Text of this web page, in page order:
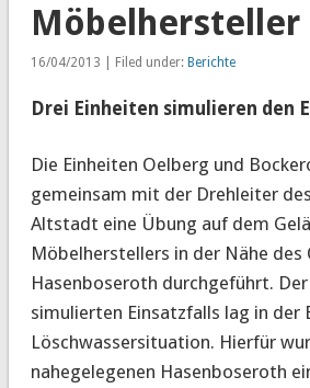
Möbelhersteller
16/04/2013 | Filed under: Berichte
Drei Einheiten simulieren den
Die Einheiten Oelberg und
gemeinsam mit der Drehleiter
Altstadt eine Übung auf dem
Möbelherstellers in der Nähe des
Hasenboseroth durchgeführt.
simulierten Einsatzfalls lag in der
Löschwassersituation. Hierfür
nahegelegenen Hasenboseroth